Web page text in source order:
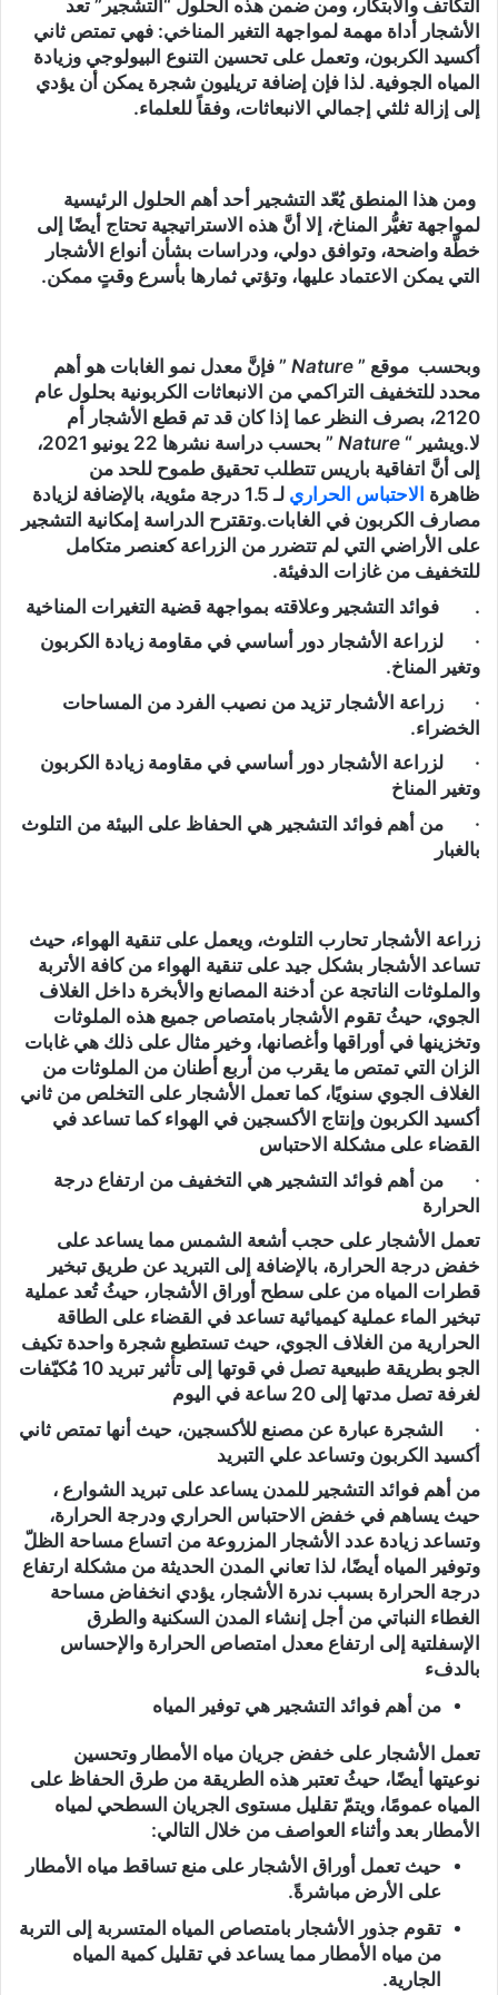
التكاتف والابتكار، ومن ضمن هذه الحلول “التشجير” تعد
الأشجار أداة مهمة لمواجهة التغير المناخي: فهي تمتص ثاني
أكسيد الكربون، وتعمل على تحسين التنوع البيولوجي وزيادة
المياه الجوفية. لذا فإن إضافة تريليون شجرة يمكن أن يؤدي
إلى إزالة ثلثي إجمالي الانبعاثات، وفقاً للعلماء.
ومن هذا المنطق يُعّد التشجير أحد أهم الحلول الرئيسية
لمواجهة تغيُّر المناخ، إلا أنَّ هذه الاستراتيجية تحتاج أيضًا إلى
خطّة واضحة، وتوافق دولي، ودراسات بشأن أنواع الأشجار
التي يمكن الاعتماد عليها، وتؤتي ثمارها بأسرع وقتٍ ممكن.
وبحسب موقع ” Nature ” فإنَّ معدل نمو الغابات هو أهم
محدد للتخفيف التراكمي من الانبعاثات الكربونية بحلول عام
2120، بصرف النظر عما إذا كان قد تم قطع الأشجار أم
لا.ويشير “
” بحسب دراسة نشرها 22 يونيو 2021،
إلى أنَّ اتفاقية باريس تتطلب تحقيق طموح للحد من
ظاهرة الاحتباس الحراري
لـ 1.5 درجة مئوية، بالإضافة لزيادة
مصارف الكربون في الغابات.وتقترح الدراسة إمكانية التشجير
على الأراضي التي لم تتضرر من الزراعة كعنصر متكامل
للتخفيف من غازات الدفيئة.
. فوائد التشجير وعلاقته بمواجهة قضية التغيرات المناخية
· لزراعة الأشجار دور أساسي في مقاومة زيادة الكربون
وتغير المناخ.
· زراعة الأشجار تزيد من نصيب الفرد من المساحات
الخضراء.
· لزراعة الأشجار دور أساسي في مقاومة زيادة الكربون
وتغير المناخ
· من أهم فوائد التشجير هي الحفاظ على البيئة من التلوث
بالغبار
زراعة الأشجار تحارب التلوث، ويعمل على تنقية الهواء، حيث
تساعد الأشجار بشكل جيد على تنقية الهواء من كافة الأتربة
والملوثات الناتجة عن أدخنة المصانع والأبخرة داخل الغلاف
الجوي، حيثُ تقوم الأشجار بامتصاص جميع هذه الملوثات
وتخزينها في أوراقها وأغصانها، وخير مثال على ذلك هي غابات
الزان التي تمتص ما يقرب من أربع أطنان من الملوثات من
الغلاف الجوي سنويًا، كما تعمل الأشجار على التخلص من ثاني
أكسيد الكربون وإنتاج الأكسجين في الهواء كما تساعد في
القضاء على مشكلة الاحتباس
· من أهم فوائد التشجير هي التخفيف من ارتفاع درجة
الحرارة
تعمل الأشجار على حجب أشعة الشمس مما يساعد على
خفض درجة الحرارة، بالإضافة إلى التبريد عن طريق تبخير
قطرات المياه من على سطح أوراق الأشجار، حيثُ تُعد عملية
تبخير الماء عملية كيميائية تساعد في القضاء على الطاقة
الحرارية من الغلاف الجوي، حيث تستطيع شجرة واحدة تكيف
الجو بطريقة طبيعية تصل في قوتها إلى تأثير تبريد 10 مُكيّفات
لغرفة تصل مدتها إلى 20 ساعة في اليوم
· الشجرة عبارة عن مصنع للأكسجين، حيث أنها تمتص ثاني
أكسيد الكربون وتساعد علي التبريد
من أهم فوائد التشجير للمدن يساعد على تبريد الشوارع ،
حيث يساهم في خفض الاحتباس الحراري ودرجة الحرارة،
وتساعد زيادة عدد الأشجار المزروعة من اتساع مساحة الظلّ
وتوفير المياه أيضًا، لذا تعاني المدن الحديثة من مشكلة ارتفاع
درجة الحرارة بسبب ندرة الأشجار، يؤدي انخفاض مساحة
الغطاء النباتي من أجل إنشاء المدن السكنية والطرق
الإسفلتية إلى ارتفاع معدل امتصاص الحرارة والإحساس
بالدفء
من أهم فوائد التشجير هي توفير المياه
تعمل الأشجار على خفض جريان مياه الأمطار وتحسين
نوعيتها أيضًا، حيثُ تعتبر هذه الطريقة من طرق الحفاظ على
المياه عمومًا، ويتمّ تقليل مستوى الجريان السطحي لمياه
الأمطار بعد وأثناء العواصف من خلال التالي:
حيث تعمل أوراق الأشجار على منع تساقط مياه الأمطار
على الأرض مباشرةً.
تقوم جذور الأشجار بامتصاص المياه المتسربة إلى التربة
من مياه الأمطار مما يساعد في تقليل كمية المياه
الجارية.